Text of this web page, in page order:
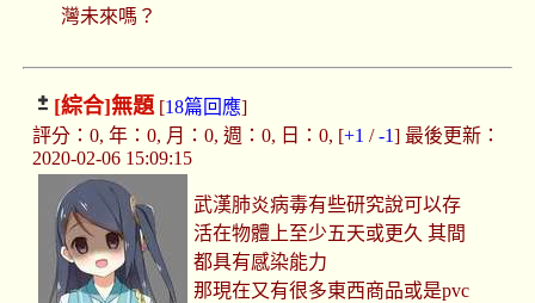
灣未來嗎？
[綜合]無題[18篇回應]
評分：0, 年：0, 月：0, 週：0, 日：0, [+1 /-1] 最後更新：
2020-02-06 15:09:15
武漢肺炎病毒有些研究說可以存
活在物體上至少五天或更久 其間
都具有感染能力
那現在又有很多東西商品或是pvc